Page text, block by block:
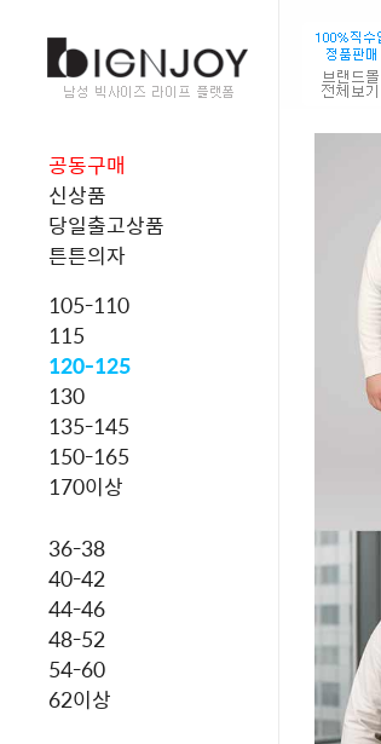
공동구매
신상품
당일출고상품
튼튼의자
105-110
115
120-125
130
135-145
150-165
170이상
36-38
40-42
44-46
48-52
54-60
62이상